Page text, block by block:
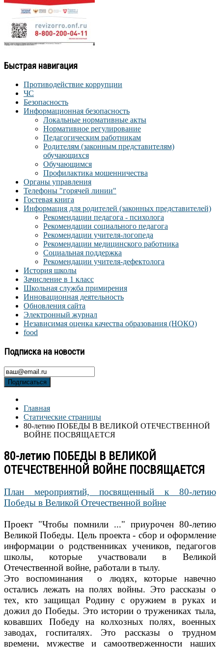
Быстрая навигация
Противодействие коррупции
ЧС
Безопасность
Информационная безопасность
Локальные нормативные акты
Нормативное регулирование
Педагогическим работникам
Родителям (законным представителям)
обучающихся
Обучающимся
Профилактика мошенничества
Органы управления
Телефоны "горячей линии"
Гостевая книга
Информация для родителей (законных представителей)
Рекомендации педагога - психолога
Рекомендации социального педагога
Рекомендации учителя-логопеда
Рекомендации медицинского работника
Социальная поддержка
Рекомендации учителя-дефектолога
История школы
Зачисление в 1 класс
Школьная служба примирения
Инновационная деятельность
Обновления сайта
Электронный журнал
Независимая оценка качества образования (НОКО)
food
Подписка на новости
Подписаться
Главная
Статические страницы
80-летию ПОБЕДЫ В ВЕЛИКОЙ ОТЕЧЕСТВЕННОЙ
ВОЙНЕ ПОСВЯЩАЕТСЯ
80-летию ПОБЕДЫ В ВЕЛИКОЙ
ОТЕЧЕСТВЕННОЙ ВОЙНЕ ПОСВЯЩАЕТСЯ
План мероприятий, посвященный к 80-летию
Победы в Великой Отечественной войне
Проект "Чтобы помнили ..." приурочен 80-летию
Великой Победы. Цель проекта - сбор и оформление
информации о родственниках учеников, педагогов
школы, которые участвовали в Великой
Отечественной войне, работали в тылу.
Это воспоминания о людях, которые навечно
остались лежать на полях войны. Это рассказы о
тех, кто защищал Родину с оружием в руках и
дожил до Победы. Это истории о тружениках тыла,
ковавших Победу на колхозных полях, военных
заводах, госпиталях. Это рассказы о трудном
времени, мужестве и самоотверженности наших